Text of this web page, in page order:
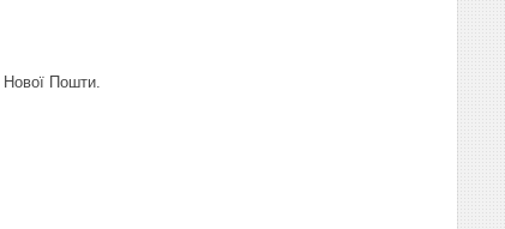
Нової Пошти.